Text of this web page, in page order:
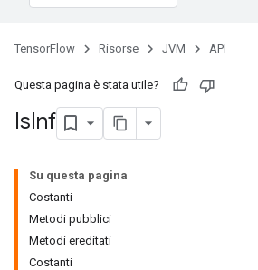
TensorFlow Risorse JVM API
Questa pagina è stata utile?
IsInf
Su questa pagina
Costanti
Metodi pubblici
Metodi ereditati
Costanti